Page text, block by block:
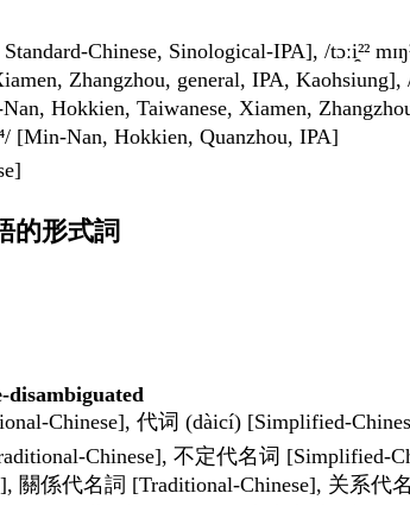
Chinese, Sinological-IPA], /tɔːi̯²²
Zhangzhou, general, IPA, Kaohsiung], /
Nan, Hokkien, Taiwanese, Xiamen,
[Min-Nan, Hokkien, Quanzhou, IPA]
的形式詞
disambiguated
Chinese], 代词 (dàicí) [Simplified-
Chinese], 不定代名词 [Simplified-
關係代名詞 [Traditional-Chinese], 关系代